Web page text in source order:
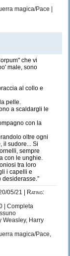
magica/Pace |
che vi
male, sono
al collo e
pelle.
a scaldargli le
con la
oltre ogni
il sudore... Si
sempre
con le unghie.
tra loro
i capelli e
05/21 |
Rating:
| Completa
Weasley, Harry
magica/Pace,